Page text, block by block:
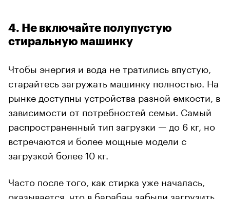
4. Не включайте полупустую
стиральную машинку
Чтобы энергия и вода не тратились впустую,
старайтесь загружать машинку полностью. На
рынке доступны устройства разной емкости, в
зависимости от потребностей семьи. Самый
распространенный тип загрузки — до 6 кг, но
встречаются и более мощные модели с
загрузкой более 10 кг.
Часто после того, как стирка уже началась,
оказывается, что в барабан забыли загрузить